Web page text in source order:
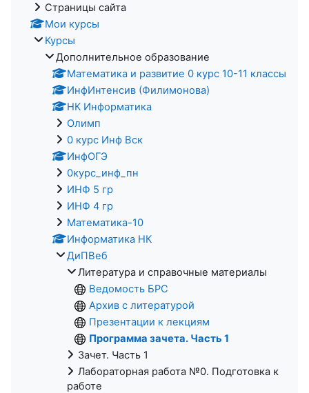
Страницы сайта
Мои курсы
Курсы
Дополнительное образование
Математика и развитие 0 курс 10-11 классы
ИнфИнтенсив (Филимонова)
НК Информатика
Олимп
0 курс Инф Вск
ИнфОГЭ
0курс_инф_пн
ИНФ 5 гр
ИНФ 4 гр
Математика-10
Информатика НК
ДиПВеб
Литература и справочные материалы
Ведомость БРС
Архив с литературой
Презентации к лекциям
Программа зачета. Часть 1
Зачет. Часть 1
Лабораторная работа №0. Подготовка к
работе